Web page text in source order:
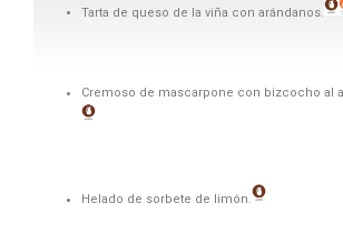
Tarta de queso de la viña con arándanos.
Cremoso de mascarpone con bizcocho al
Helado de sorbete de limón.